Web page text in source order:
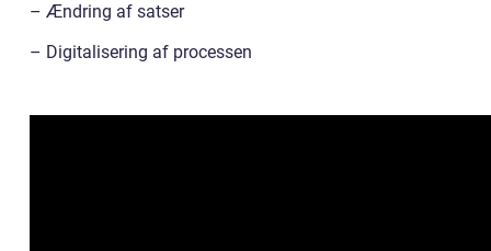
– Ændring af satser
– Digitalisering af processen